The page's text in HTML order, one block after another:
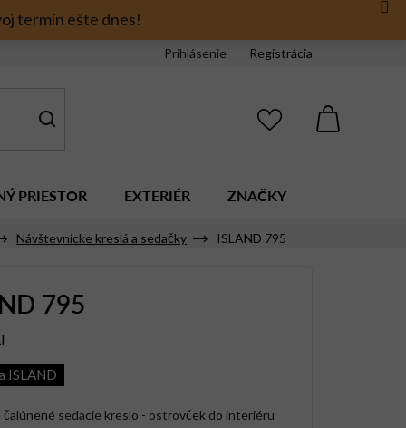
termín ešte dnes!
Prihlásenie Registrácia
PRIESTOR EXTERIÉR ZNAČKY
Návštevnícke kreslá a sedačky ISLAND 795
795
ISLAND
čalúnené sedacie kreslo - ostrovček do interiéru